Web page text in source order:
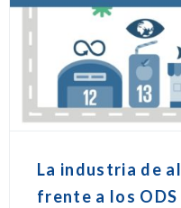
La industria de
frente a los